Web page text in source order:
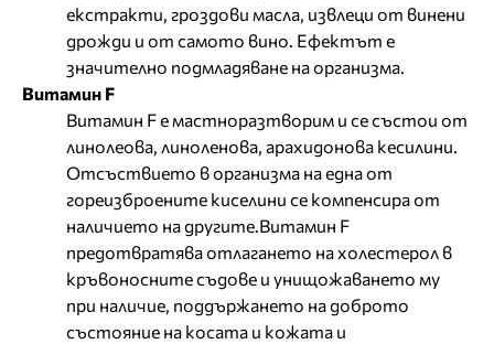
екстракти, гроздови масла, извлеци от винени
дрожди и от самото вино. Ефектът е
значително подмладяване на организма.
Витамин F
Витамин F е мастноразтворим и се състои от
линолеова, линоленова, арахидонова кесилини.
Отсъствието в организма на една от
гореизброените киселини се компенсира от
наличието на другите.Витамин F
предотвратява отлагането на холестерол в
кръвоносните съдове и унищожаването му
при наличие, поддържането на доброто
състояние на косата и кожата и